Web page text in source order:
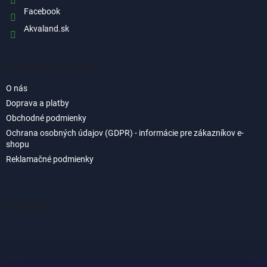
Facebook
Akvaland.sk
O nás
Doprava a platby
Obchodné podmienky
Ochrana osobných údajov (GDPR) - informácie pre zákazníkov e-
shopu
Reklamačné podmienky